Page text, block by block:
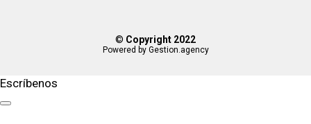
© Copyright 2022
Powered by Gestion.agency
Escríbenos